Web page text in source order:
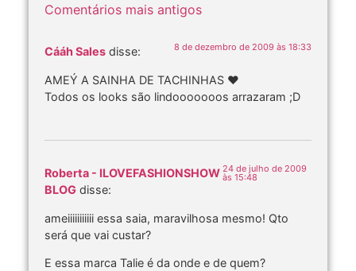
Comentários mais antigos
Cááh Sales disse: 8 de dezembro de 2009 às 18:33
AMEÝ A SAINHA DE TACHINHAS ♥
Todos os looks são lindooooooos arrazaram ;D
Roberta - ILOVEFASHIONSHOW
BLOG disse:
24 de julho de 2009
às 15:48
ameiiiiiiiiiii essa saia, maravilhosa mesmo! Qto
será que vai custar?
E essa marca Talie é da onde e de quem?